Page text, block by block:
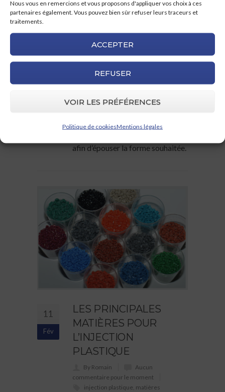
Nous vous en remercions et vous proposons d'appliquer vos choix à ces
partenaires également. Vous pouvez bien sûr refuser leurs traceurs et
traitements.
ACCEPTER
REFUSER
VOIR LES PRÉFÉRENCES
Politique de cookiesMentions légales
By Romain
Aucun
commentaire pour le moment
plastique
plastiques. Il s’agit d’ injecter une
afin d’épouser la forme souhaitée.
11
Fév
LES PRINCIPALES
MATIÈRES POUR
L’INJECTION
PLASTIQUE
By Romain
Aucun
commentaire pour le moment
injection plastique matières